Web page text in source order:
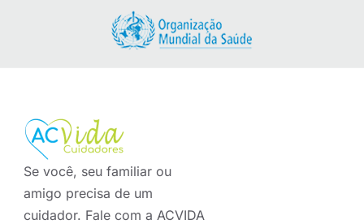
Se você, seu familiar ou
amigo precisa de um
cuidador. Fale com a ACVIDA